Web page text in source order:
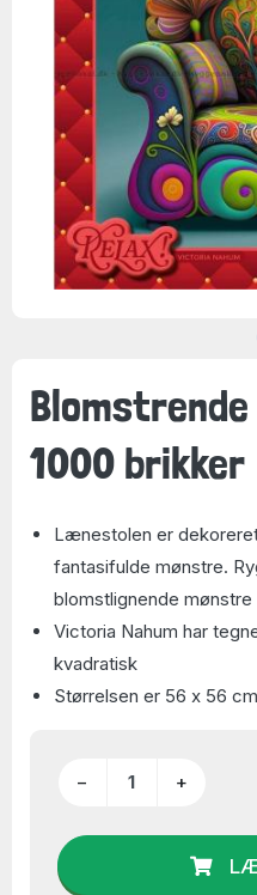
1000 brikker
Lænestolen er
fantasifulde mønstre.
blomstlignende mønstre
Victoria Nahum har
kvadratisk
Størrelsen er 56 x 56 cm
− +